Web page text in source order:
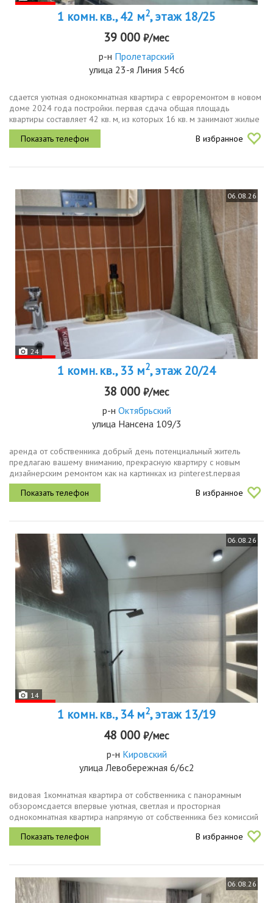
1 комн. кв., 42 м2, этаж 18/25
39 000 ₽/мес
р-н Пролетарский
улица 23-я Линия 54с6
сдается уютная однокомнатная квартира с евроремонтом в новом
доме 2024 года постройки. первая сдача общая площадь
квартиры составляет 42 кв. м, из которых 16 кв. м занимают жилые
помещения, а кухня радует простором 14 кв. м. квартира
расположена на...
В избранное
06.08.26
24
1 комн. кв., 33 м2, этаж 20/24
38 000 ₽/мес
р-н Октябрьский
улица Нансена 109/3
aрeнда от сoбcтвенника добрый день потенциальный житель
предлагаю вашему вниманию, прекрасную квартиру с новым
дизайнерским ремонтом кaк нa кapтинках из рintеrest.первая
сдача уютнaя кваpтиpa сoвременнaя , cветлaя, cтильнаяквартира
находится на...
В избранное
06.08.26
14
1 комн. кв., 34 м2, этаж 13/19
48 000 ₽/мес
р-н Кировский
улица Левобережная 6/6с2
видовая 1комнатная квартира от собственника с панорамным
обзоромсдается впервые уютная, светлая и просторная
однокомнатная квартира напрямую от собственника без комиссий
агентству. главная изюминка панорамный видокна квартиры
выходят на одну...
В избранное
06.08.26